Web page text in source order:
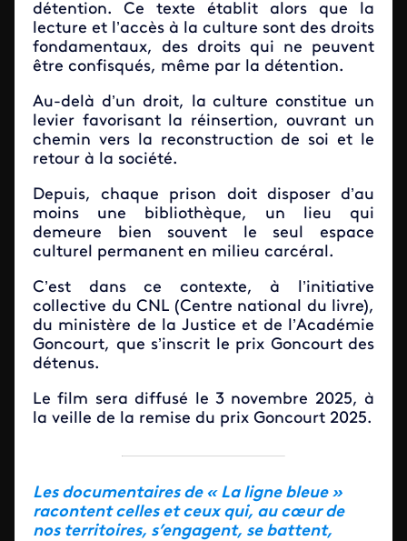
détention. Ce texte établit alors que la
lecture et l’accès à la culture sont des droits
fondamentaux, des droits qui ne peuvent
être confisqués, même par la détention.
Au-delà d’un droit, la culture constitue un
levier favorisant la réinsertion, ouvrant un
chemin vers la reconstruction de soi et le
retour à la société.
Depuis, chaque prison doit disposer d’au
moins une bibliothèque, un lieu qui
demeure bien souvent le seul espace
culturel permanent en milieu carcéral.
C’est dans ce contexte, à l’initiative
collective du CNL (Centre national du livre),
du ministère de la Justice et de l’Académie
Goncourt, que s’inscrit le prix Goncourt des
détenus.
Le film sera diffusé le 3 novembre 2025, à
la veille de la remise du prix Goncourt 2025.
Les documentaires de « La ligne bleue »
racontent celles et ceux qui, au cœur de
nos territoires, s’engagent, se battent,